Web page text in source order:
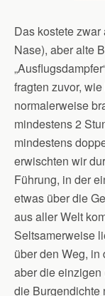
Das kostete
Nase), aber alte
fragten zuvor,
normalerweise
mindestens 2
mindestens
erwischten wir
Führung, in der
etwas über die
aus aller Welt
Seltsamerweise
über den Weg, in
aber die
die Burgendichte